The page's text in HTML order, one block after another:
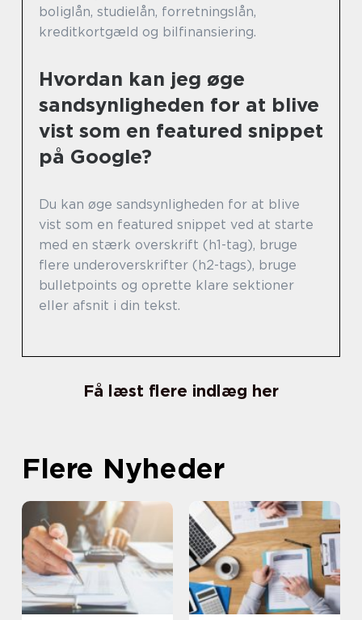
boliglån, studielån, forretningslån,
kreditkortgæld og bilfinansiering.
Hvordan kan jeg øge
sandsynligheden for at blive
vist som en featured snippet
på Google?
Du kan øge sandsynligheden for at blive
vist som en featured snippet ved at starte
med en stærk overskrift (h1-tag), bruge
flere underoverskrifter (h2-tags), bruge
bulletpoints og oprette klare sektioner
eller afsnit i din tekst.
Få læst flere indlæg her
Flere Nyheder